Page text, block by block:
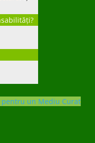
pentru un Mediu Curat